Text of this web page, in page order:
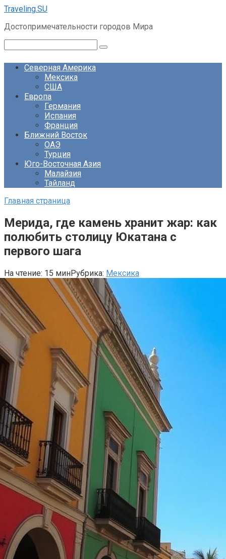
Перейти
контенту
Traveling.SU
Достопримечательности городов Мира
Северная Америка
Мексика
США
Европа
Германия
Испания
Франция
Ближний Восток
ОАЭ
Турция
Юго-Восточная Азия
Малайзия
Тайланд
Главная страница
Мерида, где камень хранит жар: как
полюбить столицу Юкатана с
первого шага
На чтение: 15 минРубрика: Мексика